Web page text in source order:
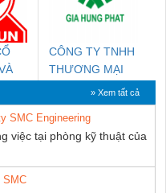
CÔNG TY TNHH
THƯƠNG MẠI
DỊCH VỤ KỸ
THUẬT ĐIỆN CƠ
GIA HƯNG
PHÁT
» Xem tất cả
SMC Engineering
việc tại phòng kỹ thuật của
SMC